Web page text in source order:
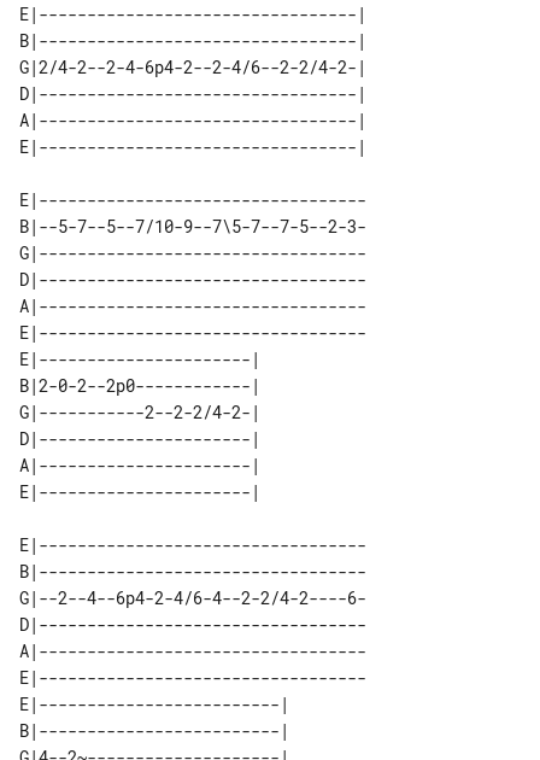
E|---------------------------------|
B|---------------------------------|
G|2/4-2--2-4-6p4-2--2-4/6--2-2/4-2-|
D|---------------------------------|
A|---------------------------------|
E|----------------------------------
B|--5-7--5--7/10-9--7\5-7--7-5--2-3-
G|----------------------------------
D|----------------------------------
A|----------------------------------
E|----------------------------------
E|----------------------|
B|2-0-2--2p0------------|
G|-----------2--2-2/4-2-|
D|----------------------|
A|----------------------|
E|----------------------------------
B|----------------------------------
G|--2--4--6p4-2-4/6-4--2-2/4-2----6-
D|----------------------------------
A|----------------------------------
E|----------------------------------
E|-------------------------|
B|-------------------------|